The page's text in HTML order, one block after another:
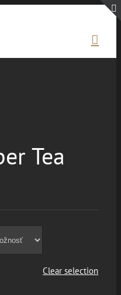
Tea
Clear selection